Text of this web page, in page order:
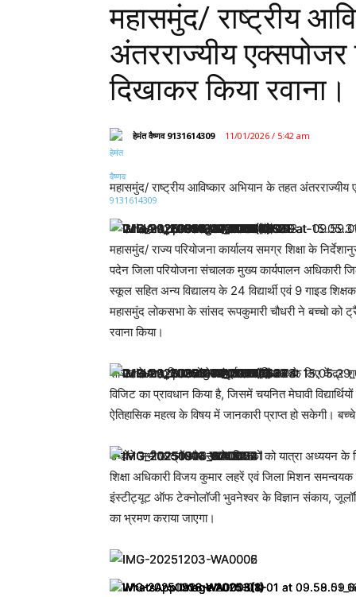
महासमुंद/ राष्ट्रीय
अंतरराज्यीय
दिखाकर किया रवाना।
हेमंत वैष्णव 9131614309 11/01/2026 / 5:42 am
महासमुंद/ राष्ट्रीय आविष्कार अभियान के तहत अंतरराज्यीय
महासमुंद/ राज्य परियोजना कार्यालय समग्र शिक्षा के
पदेन जिला परियोजना संचालक मुख्य कार्यपालन अधिकारी
स्कूल सहित अन्य विद्यालय के 24 विद्यार्थी एवं 9 गाइड
महासमुंद लोकसभा के सांसद रूपकुमारी चौधरी ने बच्चो को
रवाना किया।
सांसद ने कहा कि बच्चों के संपूर्ण ज्ञान विस्तार के लिए केंद्र
विजिट का प्रावधान किया है, जिसमें चयनित मेघावी
ऐतिहासिक महत्व के विषय में जानकारी प्राप्त हो सकेगी।
उन्होंने सभी छात्रों और उनके शिक्षकों को यात्रा अध्ययन के
शिक्षा अधिकारी विजय कुमार लहरें एवं जिला मिशन
इंस्टीट्यूट ऑफ टेक्नोलॉजी भुवनेश्वर के विज्ञान संकाय,
का भ्रमण कराया जाएगा।